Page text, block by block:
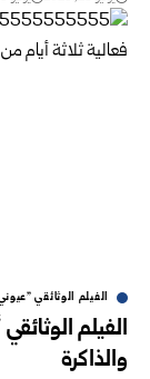
الفيلم الوثائقي
الفيلم
والذاكرة